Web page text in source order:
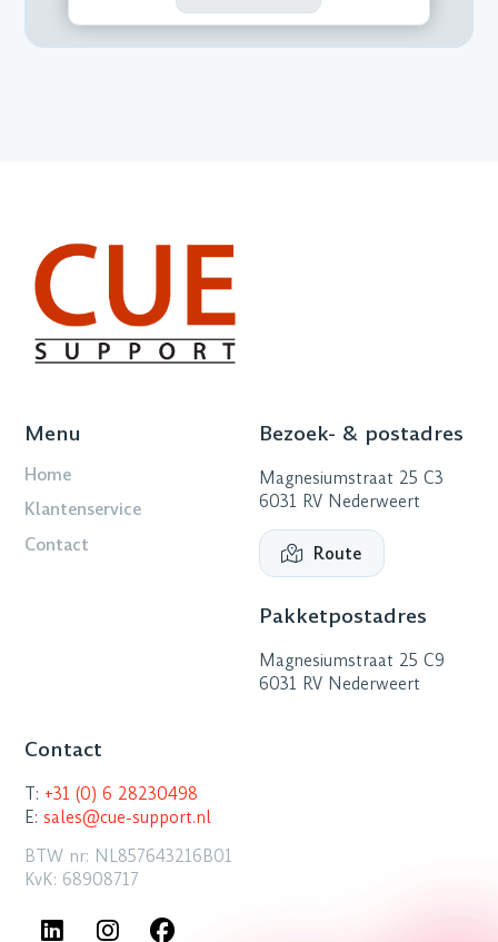
Menu
Home
Klantenservice
Contact
Bezoek- & postadres
Magnesiumstraat 25 C3
6031 RV Nederweert
Route
Pakketpostadres
Magnesiumstraat 25 C9
6031 RV Nederweert
Contact
T: +31 (0) 6 28230498
E:sales@cue-support.nl
BTW nr: NL857643216B01
KvK: 68908717